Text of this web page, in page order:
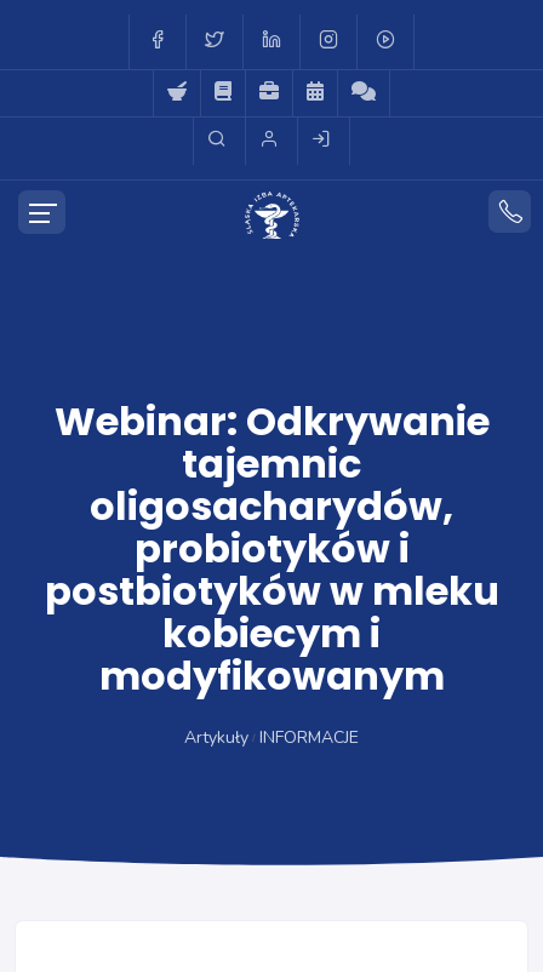
Webinar: Odkrywanie
tajemnic
oligosacharydów,
probiotyków i
postbiotyków w mleku
kobiecym i
modyfikowanym
Artykuły INFORMACJE